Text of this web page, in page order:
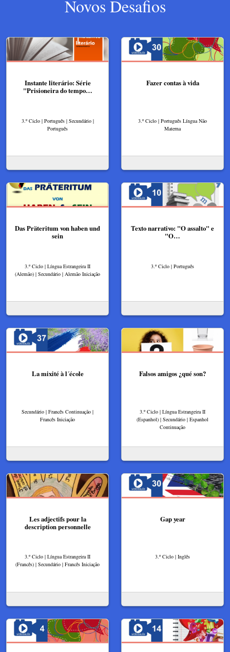
Novos Desafios
Instante literário: Série
"Prisioneira do tempo…
3.º Ciclo | Português | Secundário |
Português
Fazer contas à vida
3.º Ciclo | Português Língua Não
Materna
Das Präteritum von haben und
sein
3.º Ciclo | Língua Estrangeira II
(Alemão) | Secundário | Alemão Iniciação
Texto narrativo: "O assalto" e
"O…
3.º Ciclo | Português
La mixité à l´école
Secundário | Francês Continuação |
Francês Iniciação
Falsos amigos ¿qué son?
3.º Ciclo | Língua Estrangeira II
(Espanhol) | Secundário | Espanhol
Continuação
Les adjectifs pour la
description personnelle
3.º Ciclo | Língua Estrangeira II
(Francês) | Secundário | Francês Iniciação
Gap year
3.º Ciclo | Inglês